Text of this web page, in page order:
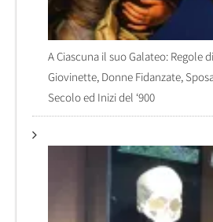
A Ciascuna il suo Galateo: Regole
Giovinette, Donne Fidanzate,
Secolo ed Inizi del ‘900